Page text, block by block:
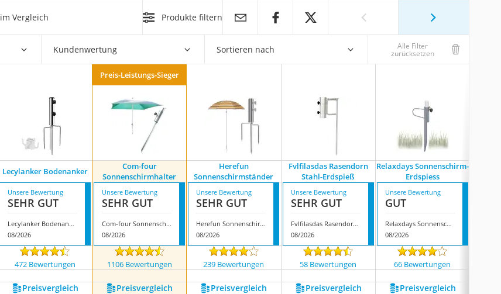
im Vergleich Produkte filtern
Kundenwertung Sortieren nach Alle Filter
zurücksetzen
Preis-Leistungs-Sieger
Lecylanker Bodenanker
Com-four
Sonnenschirmhalter
Herefun
Sonnenschirmständer
Fvlfilasdas Rasendorn
Stahl-Erdspieß
Relaxdays Sonnenschirm-
Erdspiess
Unsere Bewertung
SEHR GUT
Lecylanker Bodenanker
08/2026
Unsere Bewertung
SEHR GUT
Com-four Sonnenschirmhalter
08/2026
Unsere Bewertung
SEHR GUT
Herefun Sonnenschirmständer
08/2026
Unsere Bewertung
SEHR GUT
Fvlfilasdas Rasendorn Stahl-Erdspieß
08/2026
Unsere Bewertung
GUT
Relaxdays Sonnenschirm-Erdspiess
08/2026
472 Bewertungen 1106 Bewertungen 239 Bewertungen 58 Bewertungen 66 Bewertungen
Preis­vergleich Preis­vergleich Preis­vergleich Preis­vergleich Preis­vergleich